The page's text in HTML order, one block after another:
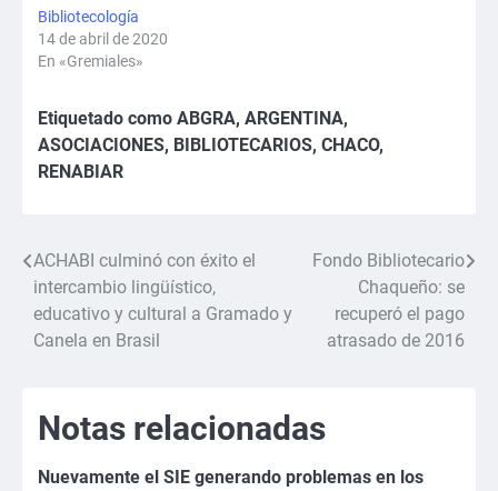
Bibliotecología
14 de abril de 2020
En «Gremiales»
Etiquetado como ABGRA, ARGENTINA,
ASOCIACIONES, BIBLIOTECARIOS, CHACO,
RENABIAR
Navegación
de
entradas
ACHABI culminó con éxito el
intercambio lingüístico,
educativo y cultural a Gramado y
Canela en Brasil
Fondo Bibliotecario
Chaqueño: se
recuperó el pago
atrasado de 2016
Notas relacionadas
Nuevamente el SIE generando problemas en los